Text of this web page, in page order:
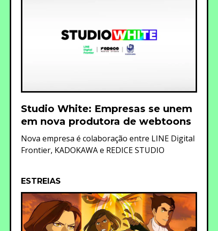
Studio White: Empresas se unem
em nova produtora de webtoons
Nova empresa é colaboração entre LINE Digital
Frontier, KADOKAWA e REDICE STUDIO
ESTREIAS